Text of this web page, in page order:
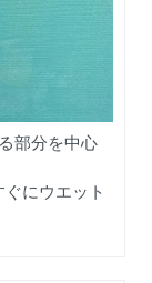
部分を中心
にウエット